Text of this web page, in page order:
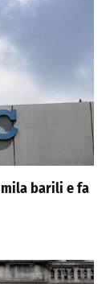
barili e fa